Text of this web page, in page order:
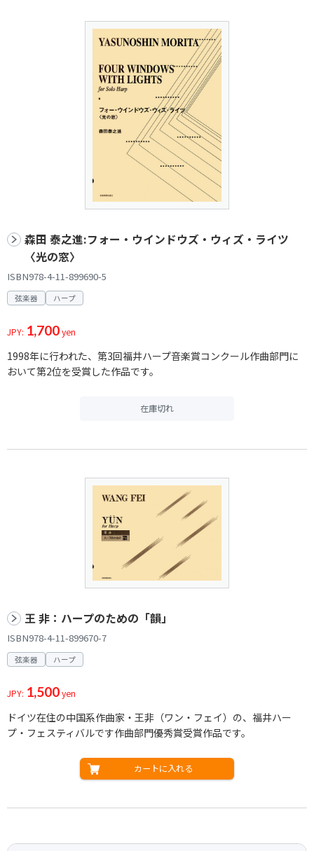
森田 泰之進:フォー・ウインドウズ・ウィズ・ライツ
〈光の窓〉
ISBN978-4-11-899690-5
弦楽器 ハープ
JPY: 1,700yen
1998年に行われた、第3回福井ハープ音楽賞コンクール作曲部門に
おいて第2位を受賞した作品です。
在庫切れ
王 非：ハープのための「韻」
ISBN978-4-11-899670-7
弦楽器 ハープ
JPY: 1,500yen
ドイツ在住の中国系作曲家・王非（ワン・フェイ）の、福井ハー
プ・フェスティバルです作曲部門優秀賞受賞作品です。
カートに入れる